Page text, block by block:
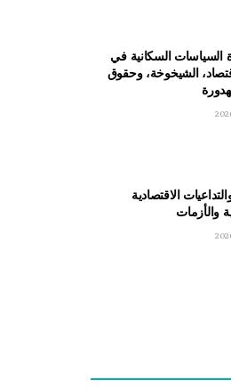
السياسات السكانية في
الشيخوخة، وحقوق
الاقتصادية
والأزمات